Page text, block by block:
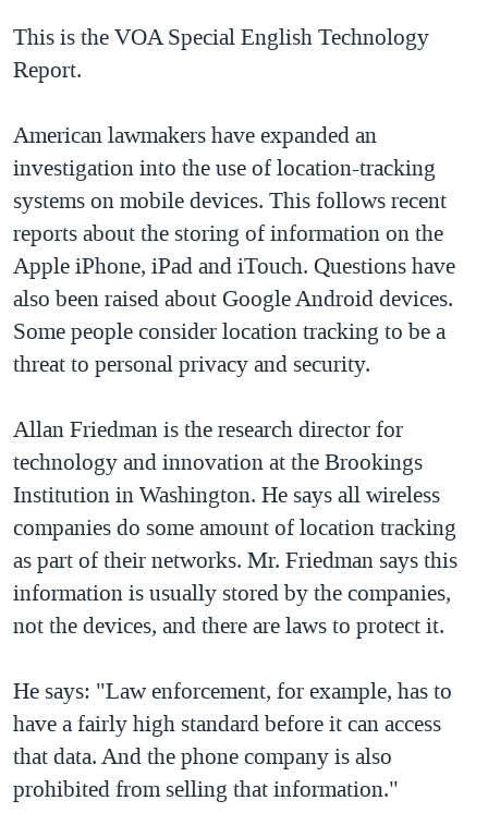
CHI PHÍ CHIẾN TRANH AFGHANISTAN
CÁC GIÁ TRỊ CỘNG HÒA Ở VIỆT NAM
TRỊNH VĨNH BÌNH VS. CHÍNH PHỦ VIỆT NAM
NGƯ DÂN VIỆT VÀ LÀN SÓNG TRỘM HẢI SÂM
BÊN KIA QUỐC LỘ: TIẾNG VỌNG TỪ NÔNG THÔN MỸ
QUAN HỆ VIỆT MỸ
This is the VOA Special English Technology
Report.
American lawmakers have expanded an
investigation into the use of location-tracking
systems on mobile devices. This follows recent
reports about the storing of information on the
Apple iPhone, iPad and iTouch. Questions have
also been raised about Google Android devices.
Some people consider location tracking to be a
threat to personal privacy and security.
Allan Friedman is the research director for
technology and innovation at the Brookings
Institution in Washington. He says all wireless
companies do some amount of location tracking
as part of their networks. Mr. Friedman says this
information is usually stored by the companies,
not the devices, and there are laws to protect it.
He says: "Law enforcement, for example, has to
have a fairly high standard before it can access
that data. And the phone company is also
prohibited from selling that information."